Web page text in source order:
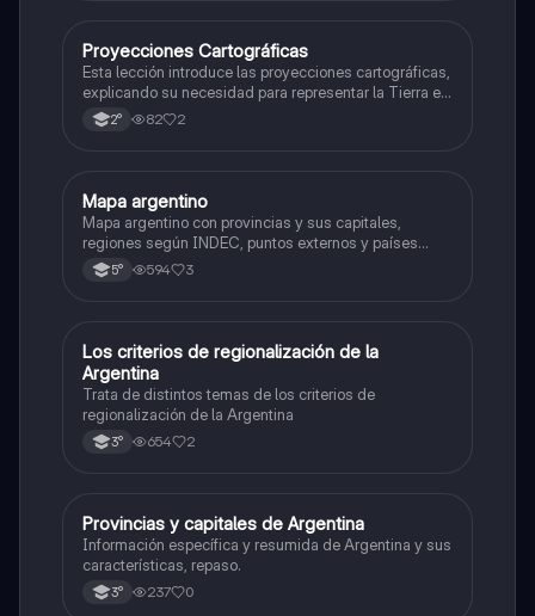
Geografía
Proyecciones Cartográficas
Esta lección introduce las proyecciones cartográficas,
explicando su necesidad para representar la Tierra en
un plano y la selección de la proyección más
adecuada para minimizar distorsiones.
2° 82 2
Geografía
Mapa argentino
Mapa argentino con provincias y sus capitales,
regiones según INDEC, puntos externos y países
limitrofes
5° 594 3
Geografía
Los criterios de regionalización de la
Argentina
Trata de distintos temas de los criterios de
regionalización de la Argentina
3° 654 2
Geografía
Provincias y capitales de Argentina
Información específica y resumida de Argentina y sus
características, repaso.
3° 237 0